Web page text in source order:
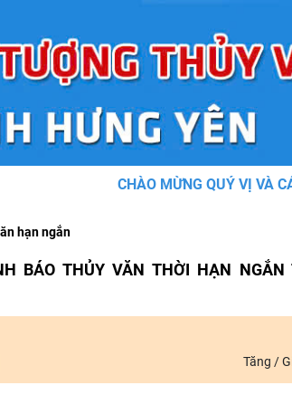
CHÀO MỪNG QUÝ VỊ VÀ CÁC
hạn ngắn
BÁO THỦY VĂN THỜI HẠN
Tăng /